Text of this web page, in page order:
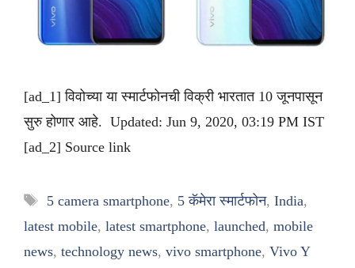
[ad_1] विवोच्या या स्मार्टफोनची विक्री भारतात 10 जूनपासून
सुरु होणार आहे. Updated: Jun 9, 2020, 03:19 PM IST
[ad_2] Source link
Tags
5 camera smartphone, 5 कॅमेरा स्मार्टफोन, India,
latest mobile, latest smartphone, launched, mobile
news, technology news, vivo smartphone, Vivo Y